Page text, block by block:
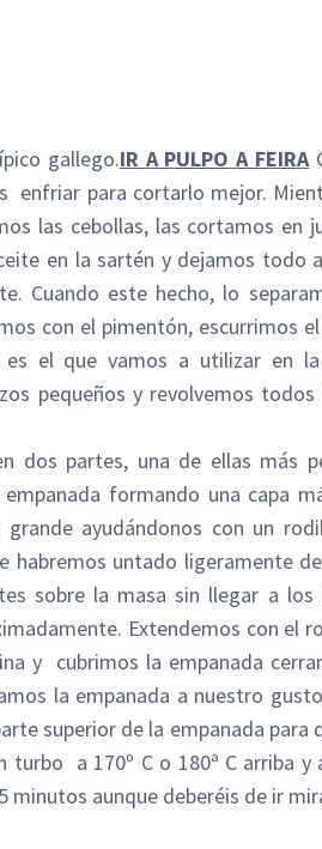
gallego.IR A PULPO A FEIRA
enfriar para cortarlo mejor.
las cebollas, las cortamos en
en la sartén y dejamos todo
Cuando este hecho, lo
con el pimentón, escurrimos
el que vamos a utilizar en
pequeños y revolvemos
dos partes, una de ellas más
formando una capa
ayudándonos con un
habremos untado ligeramente
sobre la masa sin llegar a los
Extendemos con el
y cubrimos la empanada
la empanada a nuestro
superior de la empanada para
a 170º C o 180ª C arriba y
minutos aunque deberéis de ir